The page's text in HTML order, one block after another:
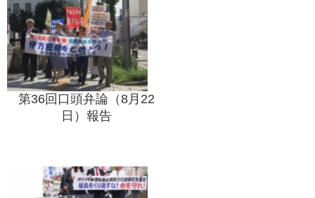
第36回口頭弁論（8月22
日）報告